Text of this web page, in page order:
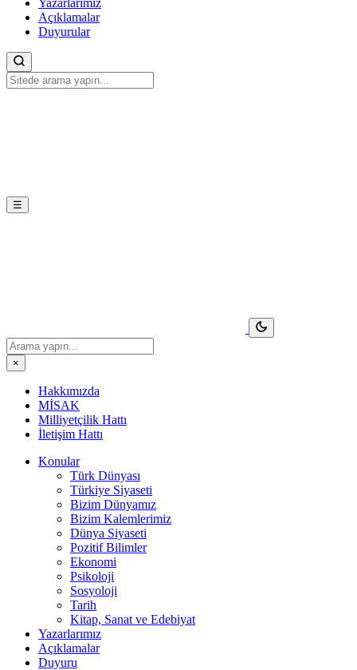
Yazarlarımız
Açıklamalar
Duyurular
☰
×
Hakkımızda
MİSAK
Milliyetçilik Hattı
İletişim Hattı
Konular
Türk Dünyası
Türkiye Siyaseti
Bizim Dünyamız
Bizim Kalemlerimiz
Dünya Siyaseti
Pozitif Bilimler
Ekonomi
Psikoloji
Sosyoloji
Tarih
Kitap, Sanat ve Edebiyat
Yazarlarımız
Açıklamalar
Duyuru